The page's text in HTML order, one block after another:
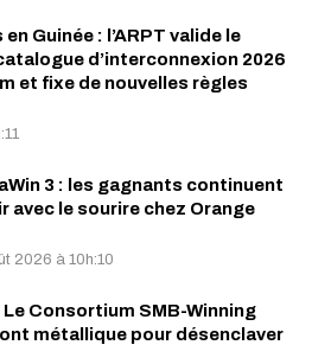
Guinée : l’ARPT valide le
d’interconnexion 2026
et fixe de nouvelles règles
3 : les gagnants continuent
avec le sourire chez Orange
2026 à 10h:10
Le Consortium SMB-Winning
métallique pour désenclaver